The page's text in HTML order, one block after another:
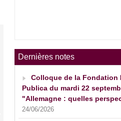
Dernières notes
Colloque de la Fondation
Publica du mardi 22
"Allemagne : quelles
24/06/2026